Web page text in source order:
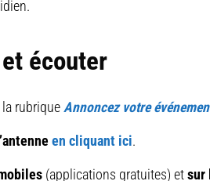
écouter
rubrique Annoncez votre
en cliquant ici.
(applications gratuites) etsur